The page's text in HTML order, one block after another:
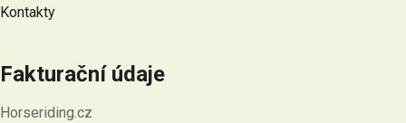
Kontakty
Fakturační údaje
Horseriding.cz